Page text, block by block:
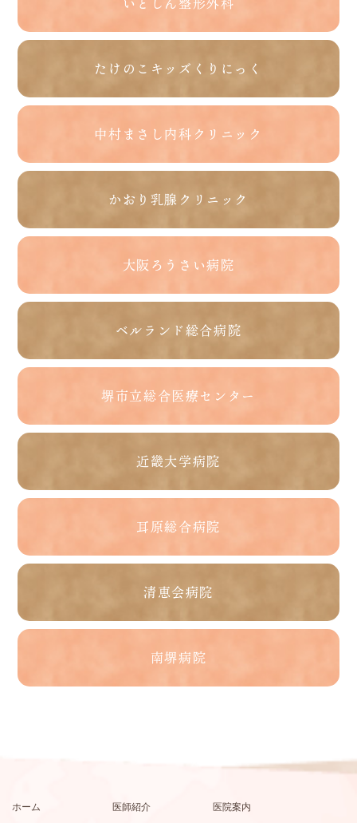
たけのこキッズくりにっく
中村まさし内科クリニック
かおり乳腺クリニック
大阪ろうさい病院
ベルランド総合病院
堺市立総合医療センター
近畿大学病院
耳原総合病院
清恵会病院
南堺病院
ホーム 医師紹介
医院案内